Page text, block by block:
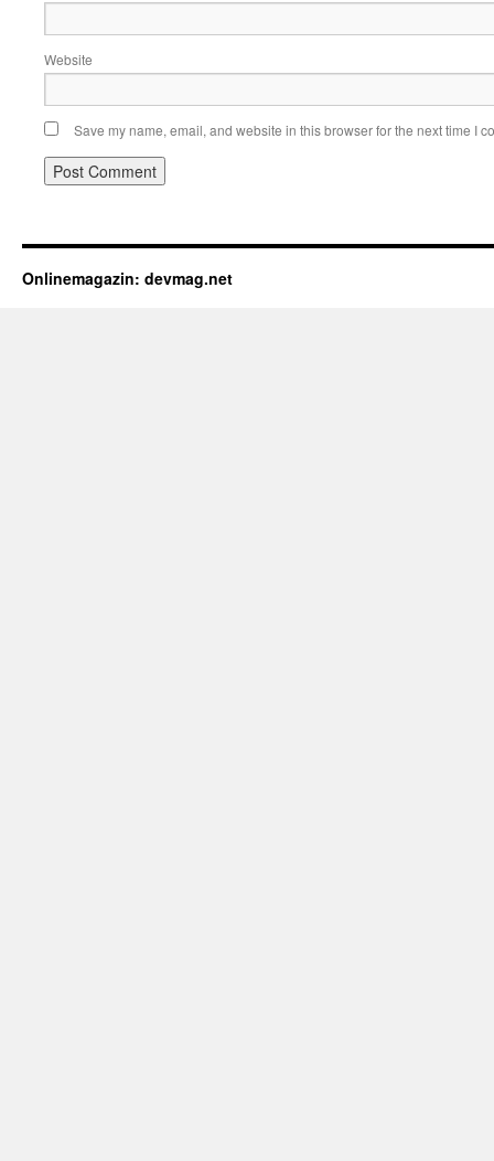
Website
Save my name, email, and website in this browser for the next time I
Onlinemagazin: devmag.net